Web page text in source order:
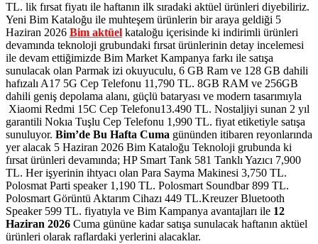
TL. lik fırsat fiyatı ile haftanın ilk sıradaki aktüel ürünleri diyebiliriz.
Yeni Bim Kataloğu ile muhteşem ürünlerin bir araya geldiği 5
Haziran 2026 Bim aktüel kataloğu içerisinde ki indirimli ürünleri
devamında teknoloji grubundaki fırsat ürünlerinin detay incelemesi
ile devam ettiğimizde Bim Market Kampanya farkı ile satışa
sunulacak olan Parmak izi okuyuculu, 6 GB Ram ve 128 GB dahili
hafızalı A17 5G Cep Telefonu 11,790 TL. 8GB RAM ve 256GB
dahili geniş depolama alanı, güçlü bataryası ve modern tasarımıyla
Xiaomi Redmi 15C Cep Telefonu13.490 TL. Nostaljiyi sunan 2 yıl
garantili Nokıa Tuşlu Cep Telefonu 1,990 TL. fiyat etiketiyle satışa
sunuluyor. Bim’de Bu Hafta Cuma gününden itibaren reyonlarında
yer alacak 5 Haziran 2026 Bim Kataloğu Teknoloji grubunda ki
fırsat ürünleri devamında; HP Smart Tank 581 Tanklı Yazıcı 7,900
TL. Her işyerinin ihtyacı olan Para Sayma Makinesi 3,750 TL.
Polosmat Parti speaker 1,190 TL. Polosmart Soundbar 899 TL.
Polosmart Görüntü Aktarım Cihazı 449 TL.Kreuzer Bluetooth
Speaker 599 TL. fiyatıyla ve Bim Kampanya avantajları ile 12
Haziran 2026 Cuma gününe kadar satışa sunulacak haftanın aktüel
ürünleri olarak raflardaki yerlerini alacaklar.